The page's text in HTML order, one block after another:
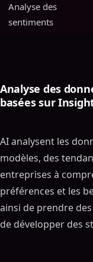
Analyse des
sentiments
Analyse des
basées sur
AI analysent les
modèles, des
entreprises à
préférences et les
ainsi de prendre
de développer des